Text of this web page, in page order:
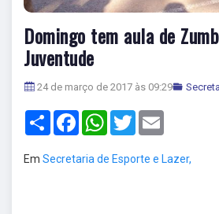
Domingo tem aula de
Juventude
24 de março de 2017 às 09:29
Share FacebookWhatsApp
Twitter
Em Secretaria de Esporte e Lazer,